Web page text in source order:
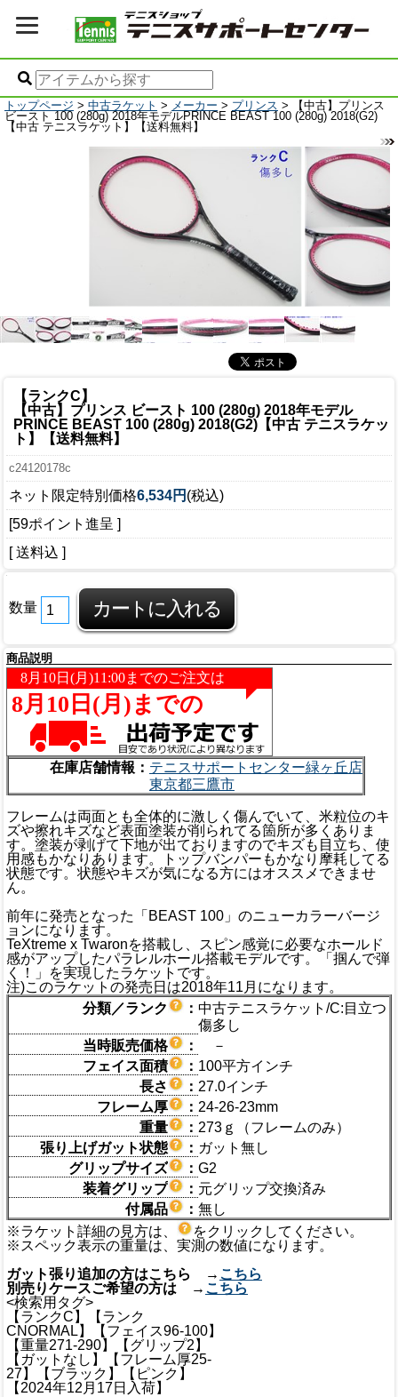
トップページ > 中古ラケット > メーカー > プリンス > 【中古】プリンス
ビースト 100 (280g) 2018年モデルPRINCE BEAST 100 (280g) 2018(G2)
【中古 テニスラケット】【送料無料】
【ランクC】
【中古】プリンス ビースト 100 (280g) 2018年モデル
PRINCE BEAST 100 (280g) 2018(G2)【中古 テニスラケッ
ト】【送料無料】
c24120178c
ネット限定特別価格6,534円 (税込)
[59ポイント進呈 ]
[ 送料込 ]
数量
商品説明
在庫店舗情報： テニスサポートセンター緑ヶ丘店
東京都三鷹市
フレームは両面とも全体的に激しく傷んでいて、米粒位のキ
ズや擦れキズなど表面塗装が削られてる箇所が多くありま
す。塗装が剥げて下地が出ておりますのでキズも目立ち、使
用感もかなりあります。トップバンパーもかなり摩耗してる
状態です。状態やキズが気になる方にはオススメできませ
ん。
前年に発売となった「BEAST 100」のニューカラーバージ
ョンになります。
TeXtreme x Twaronを搭載し、スピン感覚に必要なホールド
感がアップしたパラレルホール搭載モデルです。「掴んで弾
く！」を実現したラケットです。
注)このラケットの発売日は2018年11月になります。
分類／ランク
： 中古テニスラケット/C:目立つ
傷多し
当時販売価格
：
－
フェイス面積
： 100平方インチ
長さ
： 27.0インチ
フレーム厚
： 24-26-23mm
重量
： 273ｇ（フレームのみ）
張り上げガット状態
： ガット無し
グリップサイズ
： G2
装着グリップ
： 元グリップ交換済み
付属品
： 無し
※ラケット詳細の見方は、
をクリックしてください。
※スペック表示の重量は、実測の数値になります。
ガット張り追加の方はこちら → こちら
別売りケースご希望の方は → こちら
<検索用タグ>
【ランクC】【ランク
CNORMAL】【フェイス96-100】
【重量271-290】【グリップ2】
【ガットなし】【フレーム厚25-
27】【ブラック】【ピンク】
【2024年12月17日入荷】